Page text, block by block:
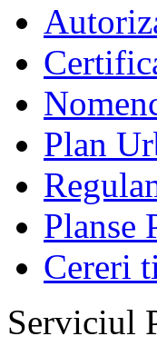
Plan
Planse
Cereri
Serviciul